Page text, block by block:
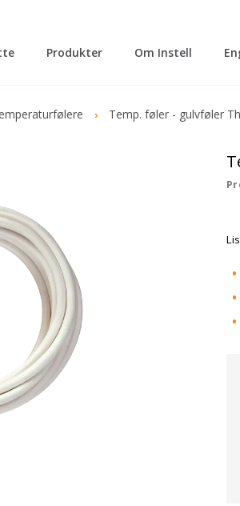
Produkter Om Instell
Temp. føler - gulvføler